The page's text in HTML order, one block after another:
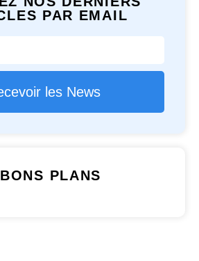
PAR EMAIL
les News
BONS PLANS